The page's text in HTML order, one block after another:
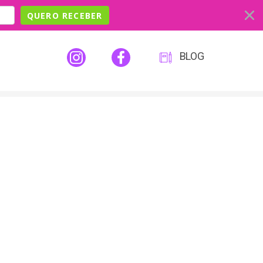
QUERO RECEBER
BLOG